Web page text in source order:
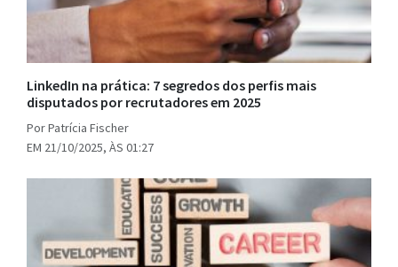
LinkedIn na prática: 7 segredos dos perfis mais
disputados por recrutadores em 2025
Por Patrícia Fischer
EM 21/10/2025, ÀS 01:27